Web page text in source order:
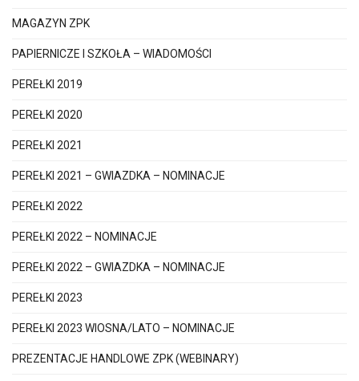
MAGAZYN ZPK
PAPIERNICZE I SZKOŁA – WIADOMOŚCI
PEREŁKI 2019
PEREŁKI 2020
PEREŁKI 2021
PEREŁKI 2021 – GWIAZDKA – NOMINACJE
PEREŁKI 2022
PEREŁKI 2022 – NOMINACJE
PEREŁKI 2022 – GWIAZDKA – NOMINACJE
PEREŁKI 2023
PEREŁKI 2023 WIOSNA/LATO – NOMINACJE
PREZENTACJE HANDLOWE ZPK (WEBINARY)